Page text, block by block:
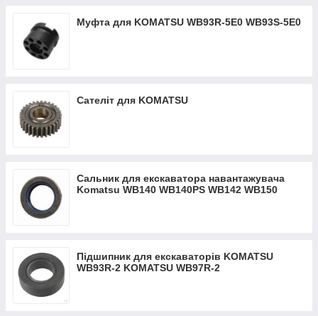
Муфта для KOMATSU WB93R-5Е0 WB93S-5Е0
Сателіт для KOMATSU
Сальник для екскаватора навантажувача
Komatsu WB140 WB140PS WB142 WB150
Підшипник для екскаваторів KOMATSU
WB93R-2 KOMATSU WB97R-2